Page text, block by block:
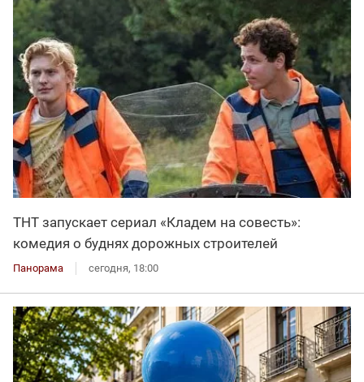
ТНТ запускает сериал «Кладем на совесть»:
комедия о буднях дорожных строителей
Панорама сегодня, 18:00